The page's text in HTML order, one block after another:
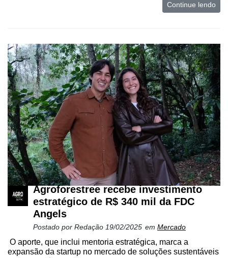
Continue lendo
Agroforestree recebe investimento
estratégico de R$ 340 mil da FDC
Angels
Postado por Redação 19/02/2025 em Mercado
O aporte, que inclui mentoria estratégica, marca a
expansão da startup no mercado de soluções sustentáveis